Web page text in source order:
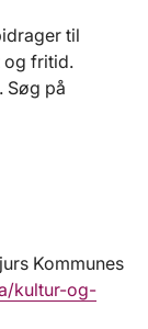
til
og fritid.
Søg på
Kommunes
kultur-og-